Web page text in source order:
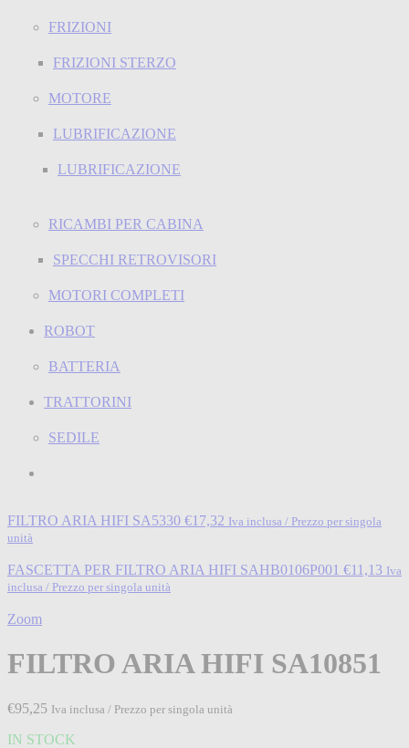
FRIZIONI
FRIZIONI STERZO
MOTORE
LUBRIFICAZIONE
LUBRIFICAZIONE
RICAMBI PER CABINA
SPECCHI RETROVISORI
MOTORI COMPLETI
ROBOT
BATTERIA
TRATTORINI
SEDILE
FILTRO ARIA HIFI SA5330 €17,32 Iva inclusa / Prezzo per singola
unità
FASCETTA PER FILTRO ARIA HIFI SAHB0106P001 €11,13 Iva
inclusa / Prezzo per singola unità
Zoom
FILTRO ARIA HIFI SA10851
€95,25 Iva inclusa / Prezzo per singola unità
IN STOCK